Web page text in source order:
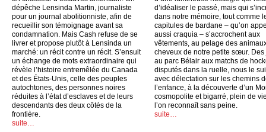
dépêche Lensinda Martin, journaliste
pour un journal abolitionniste, afin de
recueillir son témoignage avant sa
condamnation. Mais Cash refuse de se
livrer et propose plutôt à Lensinda un
marché: un récit contre un récit. S’ensuit
un échange de mots extraordinaire qui
révèle l’histoire entremêlée du Canada
et des États-Unis, celle des peuples
autochtones, des personnes noires
réduites à l’état d’esclaves et de leurs
descendants des deux côtés de la
frontière.
suite…
d’idéaliser le passé, mais qui
dans notre mémoire, tout comme
capitules de bardane – qu’on
aussi craquia – s’accrochent aux
vêtements, au pelage des
cheveux de notre petite sœur. Des
au parc Bélair aux matchs de
disputés dans la ruelle, nous le
avec délectation sur les chemins
l’enfance, à la découverte d’un
cosmopolite et bigarré, plein de
l’on reconnaît sans peine.
suite…